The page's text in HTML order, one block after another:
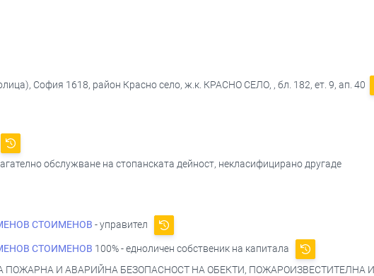
София 1618, район Красно село, ж.к. КРАСНО СЕЛО, , бл. 182, ет. 9, ап. 40
обслужване на стопанската дейност, некласифицирано другаде
СТОИМЕНОВ - управител
СТОИМЕНОВ 100% - едноличен собственик на капитала
ПОЖАРНА И АВАРИЙНА БЕЗОПАСНОСТ НА ОБЕКТИ,